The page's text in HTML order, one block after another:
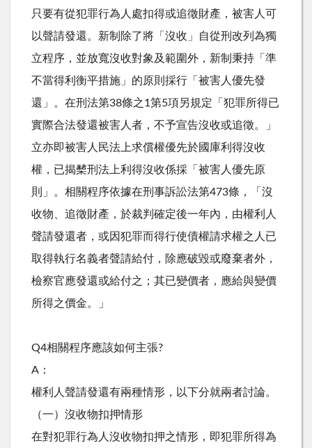
只要有從犯罪行為人處扣得或追徵財產，被害人可
以聲請發還。新制除了將「沒收」自從刑改列為獨
立程序，並放寬沒收對象及範圍外，新制秉持「準
不當得利衡平措施」的原則採行「被害人優先發
還」。在刑法第38條之1第5項另規定「犯罪所得已
實際合法發還被害人者，不予宣告沒收或追徵。」
立亦即被害人民法上求償權優先於國庫利得沒收
權，已揭櫫刑法上利得沒收係採「被害人優先原
則」。相關程序依據在刑事訴訟法第473條，「沒
收物、追徵財產，於裁判確定後一年內，由權利人
聲請發還者，或因犯罪而得行使債權請求權之人已
取得執行名義者聲請給付，除應破毀或廢棄者外，
檢察官應發還或給付之；其已變價者，應給與變價
所得之價金。」
Q4相關程序應該如何主張?
A：
權利人聲請發還有兩種情形，以下分就兩者討論。
（一）沒收物扣押情形
在對犯罪行為人沒收物扣押之情形，即犯罪所得為